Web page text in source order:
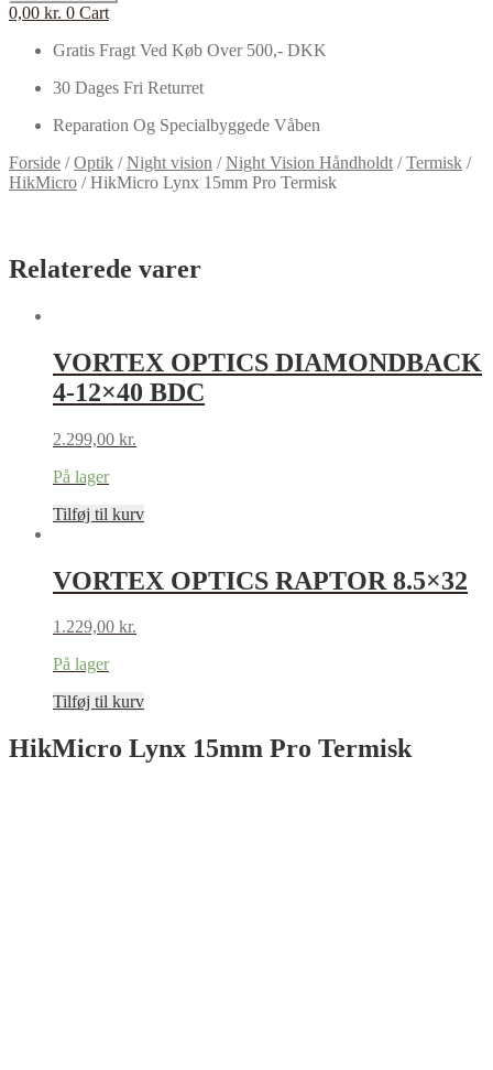
0,00 kr. 0 Cart
Gratis Fragt Ved Køb Over 500,- DKK
30 Dages Fri Returret
Reparation Og Specialbyggede Våben
Forside /Optik /Night vision /Night Vision Håndholdt /Termisk /
HikMicro /HikMicro Lynx 15mm Pro Termisk
Relaterede varer
VORTEX OPTICS DIAMONDBACK
4-12×40 BDC
2.299,00 kr.
På lager
Tilføj til kurv
VORTEX OPTICS RAPTOR 8.5×32
1.229,00 kr.
På lager
Tilføj til kurv
HikMicro Lynx 15mm Pro Termisk